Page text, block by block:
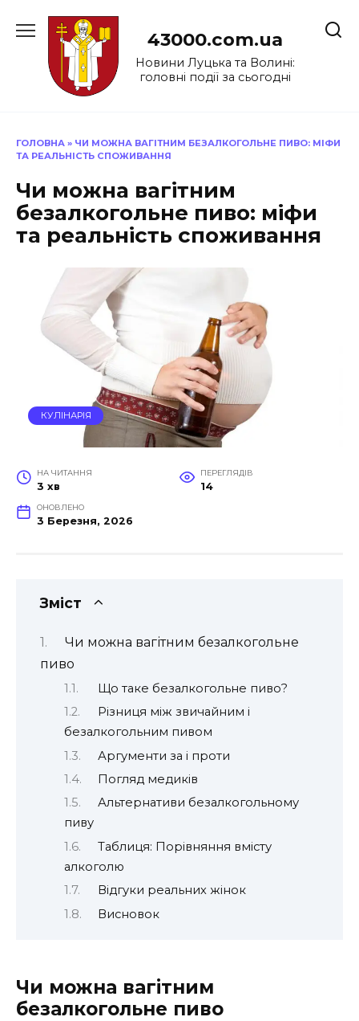
до
43000.com.ua
Новини Луцька та Волині:
головні події за сьогодні
ГОЛОВНА » ЧИ МОЖНА ВАГІТНИМ БЕЗАЛКОГОЛЬНЕ ПИВО: МІФИ
ТА РЕАЛЬНІСТЬ СПОЖИВАННЯ
Чи можна вагітним
безалкогольне пиво: міфи
та реальність споживання
КУЛІНАРІЯ
НА ЧИТАННЯ
3 хв
ПЕРЕГЛЯДІВ
14
ОНОВЛЕНО
3 Березня, 2026
Зміст
Чи можна вагітним безалкогольне
пиво
Що таке безалкогольне пиво?
Різниця між звичайним і
безалкогольним пивом
Аргументи за і проти
Погляд медиків
Альтернативи безалкогольному
пиву
Таблиця: Порівняння вмісту
алкоголю
Відгуки реальних жінок
Висновок
Чи можна вагітним
безалкогольне пиво